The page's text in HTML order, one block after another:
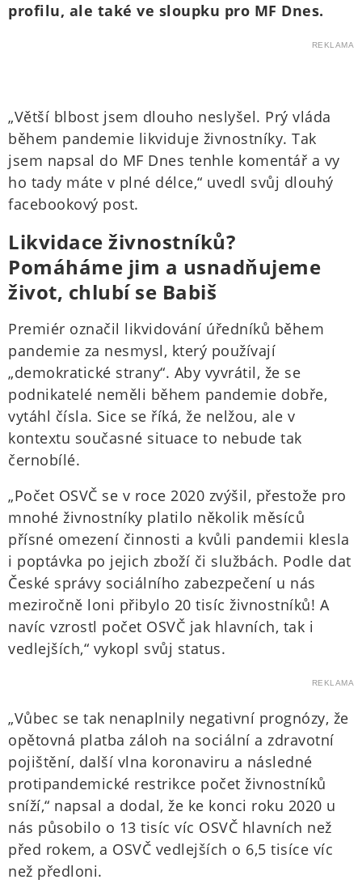
profilu, ale také ve sloupku pro MF Dnes.
REKLAMA
„Větší blbost jsem dlouho neslyšel. Prý vláda
během pandemie likviduje živnostníky. Tak
jsem napsal do MF Dnes tenhle komentář a vy
ho tady máte v plné délce,“ uvedl svůj dlouhý
facebookový post.
Likvidace živnostníků?
Pomáháme jim a usnadňujeme
život, chlubí se Babiš
Premiér označil likvidování úředníků během
pandemie za nesmysl, který používají
„demokratické strany“. Aby vyvrátil, že se
podnikatelé neměli během pandemie dobře,
vytáhl čísla. Sice se říká, že nelžou, ale v
kontextu současné situace to nebude tak
černobílé.
„Počet OSVČ se v roce 2020 zvýšil, přestože pro
mnohé živnostníky platilo několik měsíců
přísné omezení činnosti a kvůli pandemii klesla
i poptávka po jejich zboží či službách. Podle dat
České správy sociálního zabezpečení u nás
meziročně loni přibylo 20 tisíc živnostníků! A
navíc vzrostl počet OSVČ jak hlavních, tak i
vedlejších,“ vykopl svůj status.
REKLAMA
„Vůbec se tak nenaplnily negativní prognózy, že
opětovná platba záloh na sociální a zdravotní
pojištění, další vlna koronaviru a následné
protipandemické restrikce počet živnostníků
sníží,“ napsal a dodal, že ke konci roku 2020 u
nás působilo o 13 tisíc víc OSVČ hlavních než
před rokem, a OSVČ vedlejších o 6,5 tisíce víc
než předloni.